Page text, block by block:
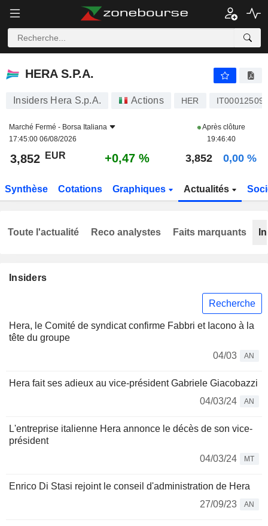
HERA S.P.A.
HERA S.P.A.
Insiders Hera S.p.A. Actions HER
Marché Fermé - Borsa Italiana
17:45:00 06/08/2026
Après clôture
19:46:40
3,852 EUR +0,47 % 3,852 0,00 %
Synthèse Cotations Graphiques Actualités
Insiders
Recherche
Hera, le Comité de syndicat confirme Fabbri et Iacono à la
tête du groupe
04/03
AN
Hera fait ses adieux au vice-président Gabriele Giacobazzi
04/03/24
AN
L'entreprise italienne Hera annonce le décès de son vice-
président
04/03/24
MT
Enrico Di Stasi rejoint le conseil d'administration de Hera
27/09/23
AN
Toute l'actualité Reco analystes Faits marquants